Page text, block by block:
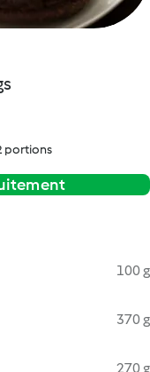
portions
100 g
370 g
270 g